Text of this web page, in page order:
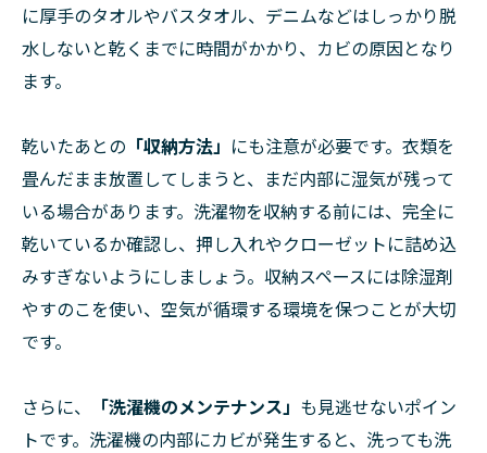
に厚手のタオルやバスタオル、デニムなどはしっかり脱
水しないと乾くまでに時間がかかり、カビの原因となり
ます。
乾いたあとの 「収納方法」 にも注意が必要です。衣類を
畳んだまま放置してしまうと、まだ内部に湿気が残って
いる場合があります。洗濯物を収納する前には、完全に
乾いているか確認し、押し入れやクローゼットに詰め込
みすぎないようにしましょう。収納スペースには除湿剤
やすのこを使い、空気が循環する環境を保つことが大切
です。
さらに、 「洗濯機のメンテナンス」 も見逃せないポイン
トです。洗濯機の内部にカビが発生すると、洗っても洗